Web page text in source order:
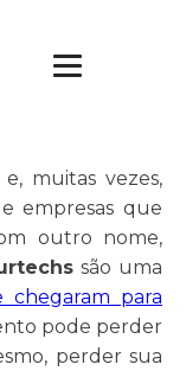
muitas vezes,
empresas que
outro nome,
são uma
para
pode perder
perder sua